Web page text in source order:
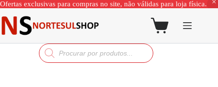
Ofertas exclusivas para compras no site, não válidas para loja física.